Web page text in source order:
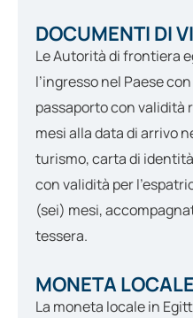
DOCUMENTI DI
Le Autorità di frontiera
l’ingresso nel Paese
passaporto con validità
mesi alla data di arrivo
turismo, carta di
con validità per
(sei) mesi,
tessera.
MONETA LOCALE
La moneta locale in